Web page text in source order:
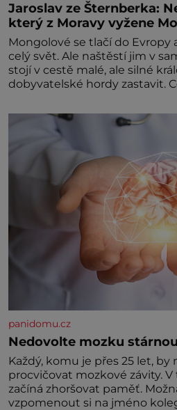
Jaroslav ze Šternberka:
který z Moravy vyžene
Mongolové se tlačí do Evropy
celý svět. Ale naštěstí jim v
stojí v cestě malé, ale silné
dobyvatelské hordy zastavit.
král. Nebo že by ne?
postupují podél Kaspického a
panidomu.cz
Nedovolte mozku
Každý, komu je přes 25 let, by
procvičovat mozkové závity.
začíná zhoršovat paměť.
vzpomenout si na jméno